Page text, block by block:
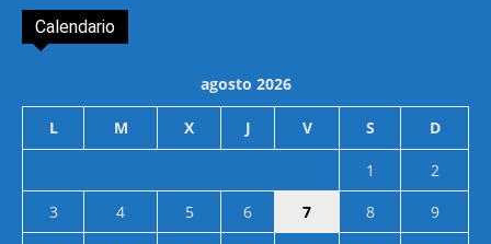
Calendario
agosto 2026
L M X J V S D
1
2
3
4 5 6 7 8
9